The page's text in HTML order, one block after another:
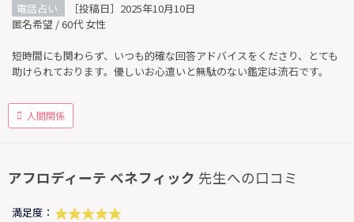
電話占い
［投稿日］2025年10月10日
匿名希望 / 60代 女性
短時間にも関わらず、いつも的確な回答アドバイスをくださり、とても
助けられております。優しいお心遣いと無駄のない鑑定は流石です。
人間関係
アフロディーテ ベネフィック 先生への口コミ
満足度：